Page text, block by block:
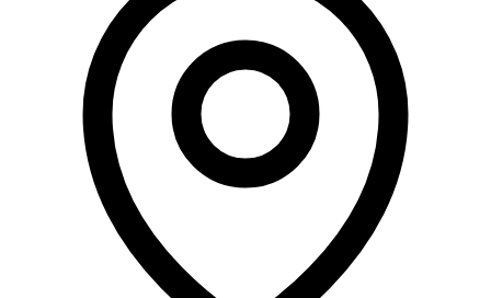
Рівненська область
Сумська область
Тернопільська область
Харківська область
Херсонська область
Хмельницька область
Черкаська область
Чернівецька область
Чернігівська область
Особи відповідальні за контактування з
питань укладення договорів